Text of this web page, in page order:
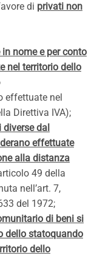
di privati non
nome e per conto
nel territorio dello
effettuate nel
Direttiva IVA);
dal
effettuate
alla distanza
49 della
nell’art. 7,
del 1972;
di beni si
dello statoquando
dello